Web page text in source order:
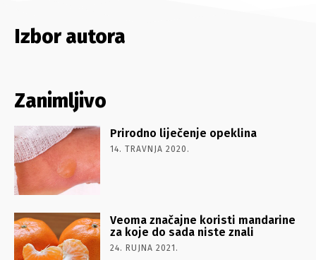
Izbor autora
Zanimljivo
Prirodno liječenje opeklina
14. TRAVNJA 2020.
Veoma značajne koristi mandarine
za koje do sada niste znali
24. RUJNA 2021.